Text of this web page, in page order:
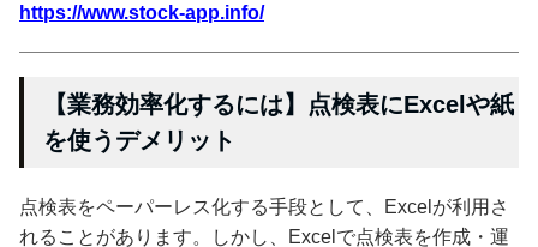
https://www.stock-app.info/
【業務効率化するには】点検表にExcelや紙
を使うデメリット
点検表をペーパーレス化する手段として、Excelが利用さ
れることがあります。しかし、Excelで点検表を作成・運